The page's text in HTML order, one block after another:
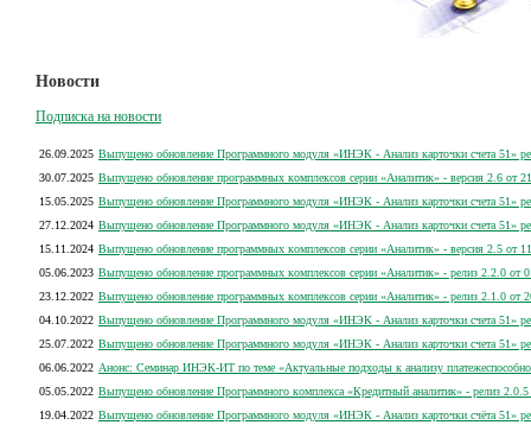
Новости
Подписка на новости
26.09.2025 Выпущено обновление Программного модуля «ИНЭК - Анализ карточки счета 51»
30.07.2025 Выпущено обновление программных комплексов серии «Аналитик» - версия 2.6 от
15.05.2025 Выпущено обновление Программного модуля «ИНЭК - Анализ карточки счета 51»
27.12.2024 Выпущено обновление Программного модуля «ИНЭК - Анализ карточки счета 51»
15.11.2024 Выпущено обновление программных комплексов серии «Аналитик» - версия 2.5 от
05.06.2023 Выпущено обновление программных комплексов серии «Аналитик» - релиз 2.2.0 от
23.12.2022 Выпущено обновление программных комплексов серии «Аналитик» - релиз 2.1.0 от
04.10.2022 Выпущено обновление Программного модуля «ИНЭК - Анализ карточки счета 51»
25.07.2022 Выпущено обновление Программного модуля «ИНЭК - Анализ карточки счета 51»
06.06.2022 Анонс: Семинар ИНЭК-ИТ по теме «Актуальные подходы к анализу
05.05.2022 Выпущено обновление Программного комплекса «Кредитный аналитик» - релиз
19.04.2022 Выпущено обновление Программного модуля «ИНЭК - Анализ карточки счёта 51»